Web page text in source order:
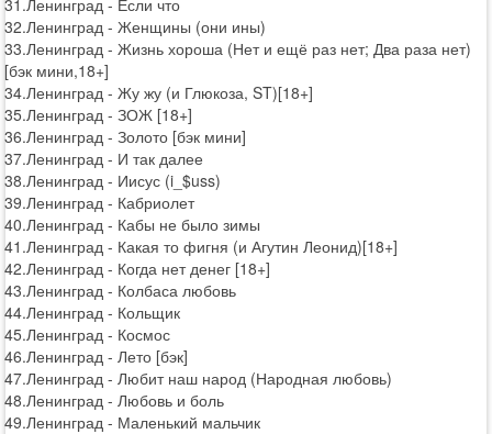
31.Ленинград - Если что
32.Ленинград - Женщины (они ины)
33.Ленинград - Жизнь хороша (Нет и ещё раз нет; Два раза нет)
[бэк мини,18+]
34.Ленинград - Жу жу (и Глюкоза, ST)[18+]
35.Ленинград - ЗОЖ [18+]
36.Ленинград - Золото [бэк мини]
37.Ленинград - И так далее
38.Ленинград - Иисус (i_$uss)
39.Ленинград - Кабриолет
40.Ленинград - Кабы не было зимы
41.Ленинград - Какая то фигня (и Агутин Леонид)[18+]
42.Ленинград - Когда нет денег [18+]
43.Ленинград - Колбаса любовь
44.Ленинград - Кольщик
45.Ленинград - Космос
46.Ленинград - Лето [бэк]
47.Ленинград - Любит наш народ (Народная любовь)
48.Ленинград - Любовь и боль
49.Ленинград - Маленький мальчик